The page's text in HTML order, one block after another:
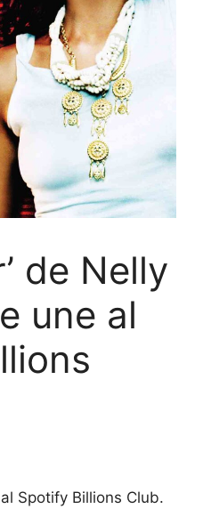
de Nelly
une al
Spotify Billions Club.